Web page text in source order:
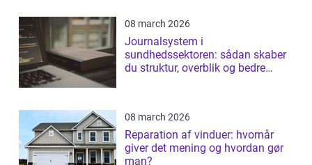
08 march 2026
Journalsystem i
sundhedssektoren: sådan skaber
du struktur, overblik og bedre
08 march 2026
Reparation af vinduer: hvornår
giver det mening og hvordan gør
man?